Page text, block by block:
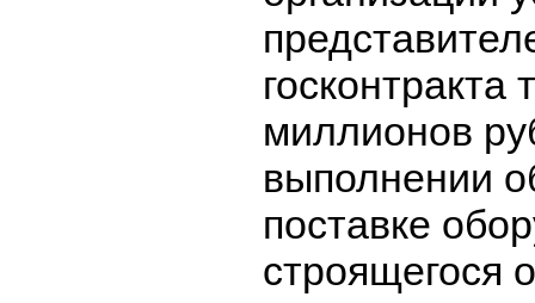
госконтракта
миллионов
выполнении
поставке
строящегося